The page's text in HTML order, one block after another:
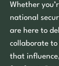
Whether
national
are here to
collaborate
that